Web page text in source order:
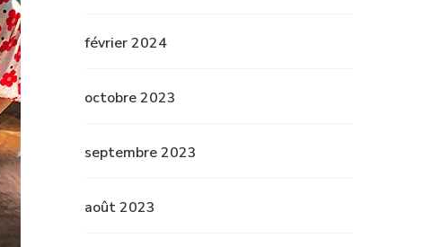
février 2024
octobre 2023
septembre 2023
août 2023